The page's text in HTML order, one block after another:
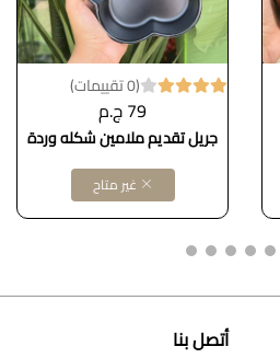
(0 تقييمات)
79 ج.م
جريل تقديم ملامين شكله وردة
غير متاح
أتصل بنا